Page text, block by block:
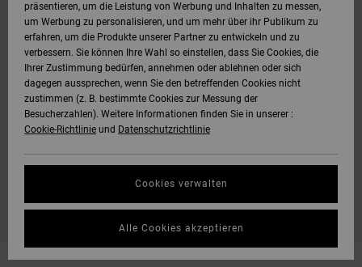
präsentieren, um die Leistung von Werbung und Inhalten zu messen,
um Werbung zu personalisieren, und um mehr über ihr Publikum zu
erfahren, um die Produkte unserer Partner zu entwickeln und zu
verbessern. Sie können Ihre Wahl so einstellen, dass Sie Cookies, die
Ihrer Zustimmung bedürfen, annehmen oder ablehnen oder sich
dagegen aussprechen, wenn Sie den betreffenden Cookies nicht
zustimmen (z. B. bestimmte Cookies zur Messung der
Besucherzahlen). Weitere Informationen finden Sie in unserer :
Cookie-Richtlinie und Datenschutzrichtlinie
Cookies verwalten
Alle Cookies akzeptieren